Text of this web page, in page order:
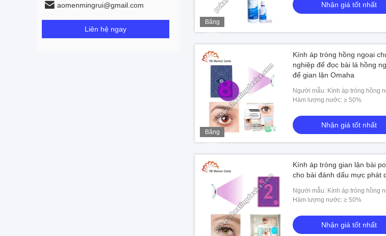
aomenmingrui@gmail.com
Liên hệ ngay
Băng
hình
Nhận giá tốt nhất
Băng
hình
Kính áp tròng hồng ngoại
nghiệp để đọc bài lá hồng
để gian lận Omaha
Người mẫu: Kính áp tròng hồng
Hàm lượng nước: ≥ 50%
Nhận giá tốt nhất
Kính áp tròng gian lận bài
cho bài đánh dấu mực phát
Người mẫu: Kính áp tròng hồng
Hàm lượng nước: ≥ 50%
Nhận giá tốt nhất